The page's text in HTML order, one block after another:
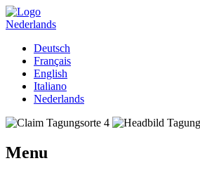
Nederlands
Deutsch
Français
English
Italiano
Nederlands
Menu